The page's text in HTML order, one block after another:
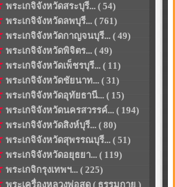
พระเกจิจังหวัดสระบุรี... ( 54)
พระเกจิจังหวัดลพบุรี... ( 761)
พระเกจิจังหวัดกาญจนบุรี... ( 49)
พระเกจิจังหวัดพิจิตร... ( 49)
พระเกจิจังหวัดเพ็ชรบุรี... ( 11)
พระเกจิจังหวัดชัยนาท... ( 31)
พระเกจิจังหวัดอุทัยธานี... ( 15)
พระเกจิจังหวัดนครสวรรค์... ( 194)
พระเกจิจังหวัดสิงห์บุรี... ( 80)
พระเกจิจังหวัดสุพรรณบุรี... ( 51)
พระเกจิจังหวัดอยุธยา... ( 119)
พระเกจิกรุงเทพฯ... ( 225)
พระเครื่องหลวงพ่อสด ( ธรรมกาย )